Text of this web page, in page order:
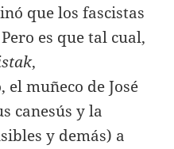
que los fascistas
es que tal cual,
,
muñeco de José
canesús y la
y demás) a